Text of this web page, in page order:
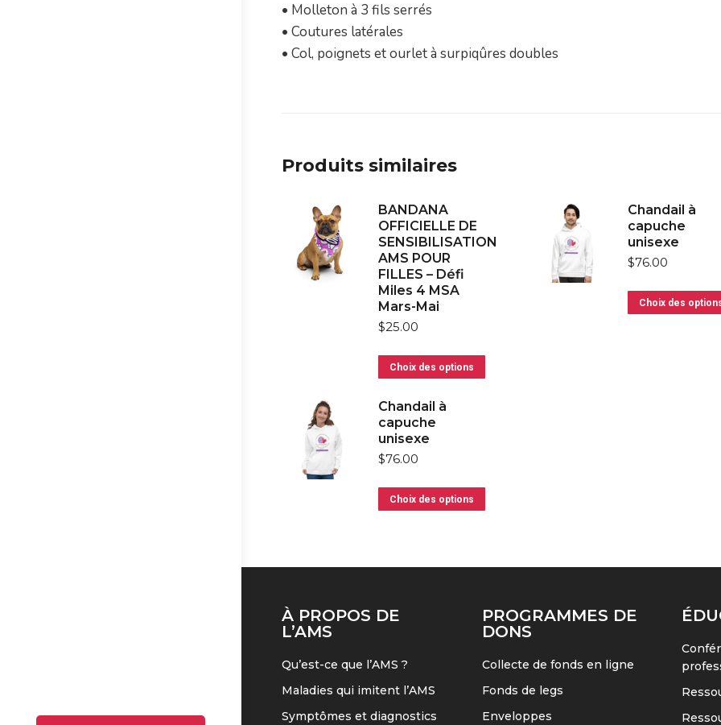
• Molleton à 3 fils serrés
• Coutures latérales
• Col, poignets et ourlet à surpiqûres doubles
Produits similaires
BANDANA
OFFICIELLE DE
SENSIBILISATION
AMS POUR
FILLES – Défi
Miles 4 MSA
Mars-Mai
$25.00
Choix des options
page
produit
Chandail à
capuche
unisexe
$76.00
Choix des
Chandail à
capuche
unisexe
$76.00
Choix des options
plusieurs
Les
options
être
choisies
sur
À PROPOS DE
L’AMS
Qu’est-ce que l’AMS ?
Maladies qui imitent l’AMS
Symptômes et diagnostics
PROGRAMMES DE
DONS
Collecte de fonds en ligne
Fonds de legs
Enveloppes